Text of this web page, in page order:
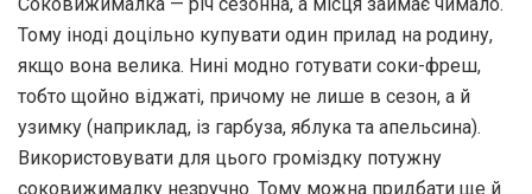
Тому іноді доцільно купувати один прилад на родину,
якщо вона велика. Нині модно готувати соки-фреш,
тобто щойно віджаті, причому не лише в сезон, а й
узимку (наприклад, із гарбуза, яблука та апельсина).
Використовувати для цього громіздку потужну
соковижималку незручно. Тому можна придбати ще й